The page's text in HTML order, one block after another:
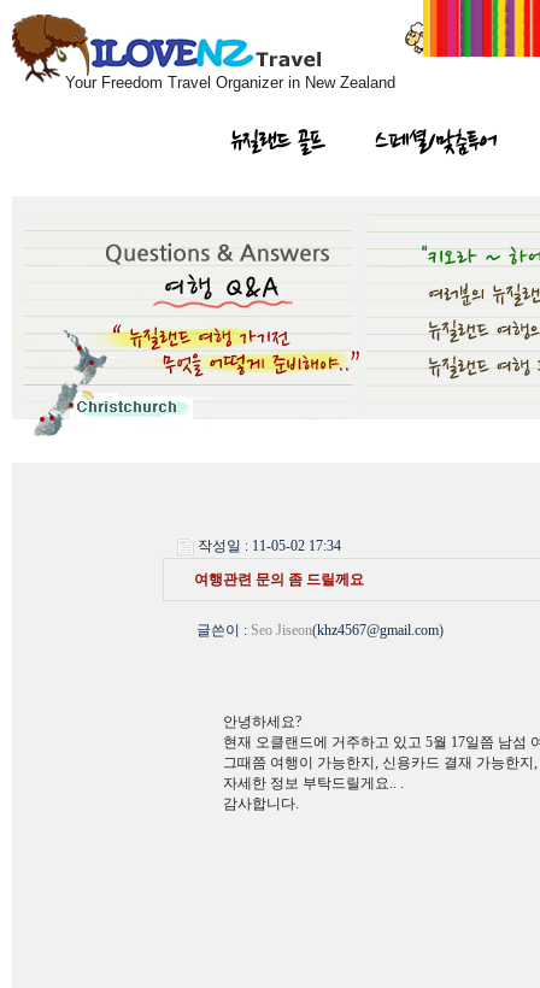
Your Freedom Travel Organizer in New Zealand
뉴질랜드 골프 스페셜/맞춤투어
작성일 : 11-05-02 17:34
여행관련 문의 좀 드릴께요
글쓴이 : Seo Jiseon(khz4567@gmail.com)
안녕하세요?
현재 오클랜드에 거주하고 있고 5월 17일쯤 남섬
그때쯤 여행이 가능한지, 신용카드 결재 가능한
자세한 정보 부탁드릴게요.. .
감사합니다.